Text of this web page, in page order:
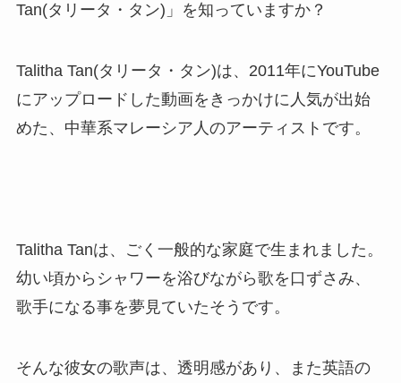
Tan(タリータ・タン)」を知っていますか？
Talitha Tan(タリータ・タン)は、2011年にYouTube
にアップロードした動画をきっかけに人気が出始
めた、中華系マレーシア人のアーティストです。
Talitha Tanは、ごく一般的な家庭で生まれました。
幼い頃からシャワーを浴びながら歌を口ずさみ、
歌手になる事を夢見ていたそうです。
そんな彼女の歌声は、透明感があり、また英語の